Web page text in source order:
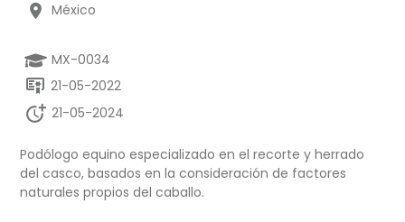
México
MX-0034
21-05-2022
21-05-2024
Podólogo equino especializado en el recorte y herrado
del casco, basados en la consideración de factores
naturales propios del caballo.